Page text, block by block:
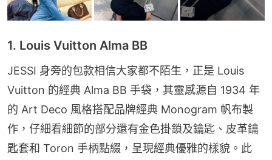
1. Louis Vuitton Alma BB
JESSI 身旁的包款相信大家都不陌生，正是 Louis
Vuitton 的經典 Alma BB 手袋，其靈感源自 1934 年
的 Art Deco 風格搭配品牌經典 Monogram 帆布製
作，仔細看細節的部分還有金色掛鎖及鑰匙、皮革鑰
匙套和 Toron 手柄點綴，呈現經典優雅的樣貌。此